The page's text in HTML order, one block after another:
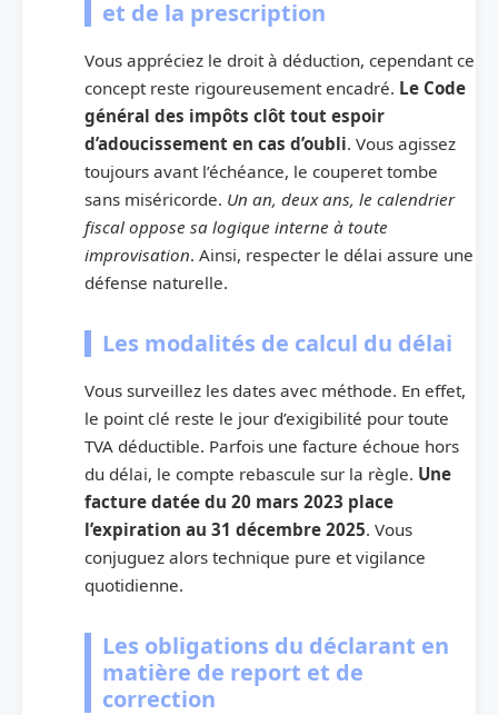
et de la prescription
Vous appréciez le droit à déduction, cependant ce
concept reste rigoureusement encadré. Le Code
général des impôts clôt tout espoir
d’adoucissement en cas d’oubli. Vous agissez
toujours avant l’échéance, le couperet tombe
sans miséricorde. Un an, deux ans, le calendrier
fiscal oppose sa logique interne à toute
improvisation. Ainsi, respecter le délai assure une
défense naturelle.
Les modalités de calcul du délai
Vous surveillez les dates avec méthode. En effet,
le point clé reste le jour d’exigibilité pour toute
TVA déductible. Parfois une facture échoue hors
du délai, le compte rebascule sur la règle. Une
facture datée du 20 mars 2023 place
l’expiration au 31 décembre 2025. Vous
conjuguez alors technique pure et vigilance
quotidienne.
Les obligations du déclarant en
matière de report et de
correction